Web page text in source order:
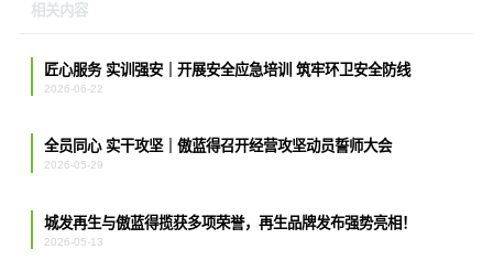
相关内容
匠心服务 实训强安｜开展安全应急培训 筑牢环卫安全防线
2026-06-22
全员同心 实干攻坚｜傲蓝得召开经营攻坚动员誓师大会
2026-05-29
城发再生与傲蓝得揽获多项荣誉，再生品牌发布强势亮相！
2026-05-13